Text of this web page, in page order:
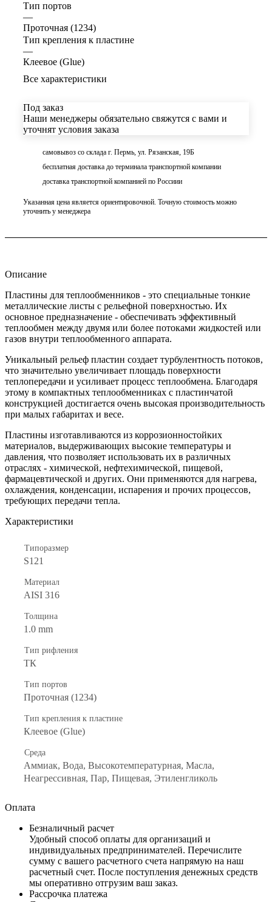
Тип портов
—
Проточная (1234)
Тип крепления к пластине
—
Клеевое (Glue)
Все характеристики
Под заказ
Наши менеджеры обязательно свяжутся с вами и
уточнят условия заказа
самовывоз со склада г. Пермь, ул. Рязанская, 19Б
бесплатная доставка до терминала транспортной компании
доставка транспортной компанией по Россиии
Указанная цена является ориентировочной. Точную стоимость можно
уточнить у менеджера
Описание
Пластины для теплообменников - это специальные тонкие
металлические листы с рельефной поверхностью. Их
основное предназначение - обеспечивать эффективный
теплообмен между двумя или более потоками жидкостей или
газов внутри теплообменного аппарата.
Уникальный рельеф пластин создает турбулентность потоков,
что значительно увеличивает площадь поверхности
теплопередачи и усиливает процесс теплообмена. Благодаря
этому в компактных теплообменниках с пластинчатой
конструкцией достигается очень высокая производительность
при малых габаритах и весе.
Пластины изготавливаются из коррозионностойких
материалов, выдерживающих высокие температуры и
давления, что позволяет использовать их в различных
отраслях - химической, нефтехимической, пищевой,
фармацевтической и других. Они применяются для нагрева,
охлаждения, конденсации, испарения и прочих процессов,
требующих передачи тепла.
Характеристики
Типоразмер
S121
Материал
AISI 316
Толщина
1.0 mm
Тип рифления
ТК
Тип портов
Проточная (1234)
Тип крепления к пластине
Клеевое (Glue)
Среда
Аммиак, Вода, Высокотемпературная, Масла,
Неагрессивная, Пар, Пищевая, Этиленгликоль
Оплата
Безналичный расчет
Удобный способ оплаты для организаций и
индивидуальных предпринимателей. Перечислите
сумму с вашего расчетного счета напрямую на наш
расчетный счет. После поступления денежных средств
мы оперативно отгрузим ваш заказ.
Рассрочка платежа